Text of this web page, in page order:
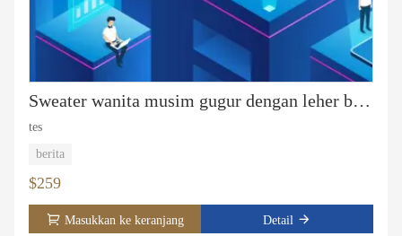
Sweater wanita musim gugur dengan leher bulat
tes
berita
$259
Masukkan ke keranjang Detail